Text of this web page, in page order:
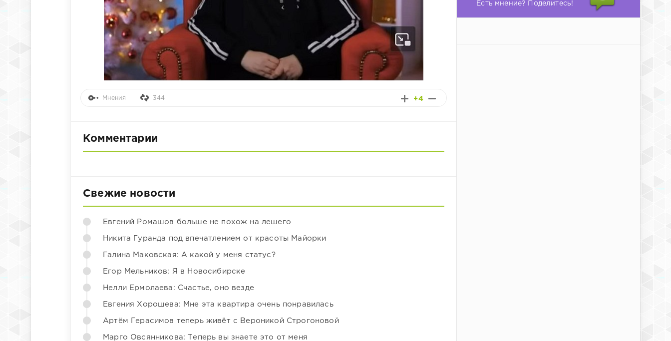
+4
Мнения 344
Комментарии
Свежие новости
Евгений Ромашов больше не похож на лешего
Никита Гуранда под впечатлением от красоты Майорки
Галина Маковская: А какой у меня статус?
Егор Мельников: Я в Новосибирске
Нелли Ермолаева: Счастье, оно везде
Евгения Хорошева: Мне эта квартира очень понравилась
Артём Герасимов теперь живёт с Вероникой Строгоновой
Марго Овсянникова: Теперь вы знаете это от меня
Есть мнение? Поделитесь!